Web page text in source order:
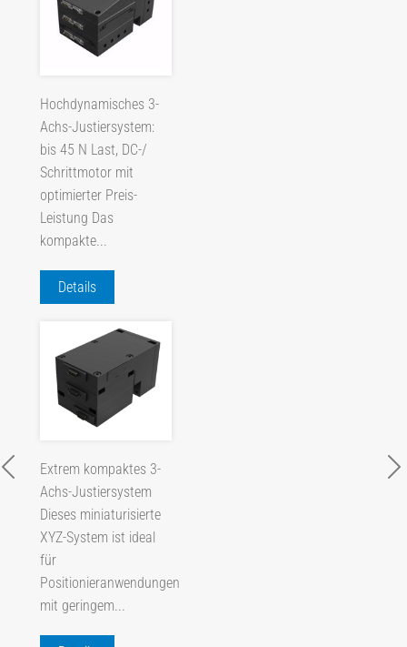
Hochdynamisches 3-
Achs-Justiersystem:
bis 45 N Last, DC-/
Schrittmotor mit
optimierter Preis-
Leistung Das
kompakte...
Details
Extrem kompaktes 3-
Achs-Justiersystem
Dieses miniaturisierte
XYZ-System ist ideal
für
Positionieranwendungen
mit geringem...